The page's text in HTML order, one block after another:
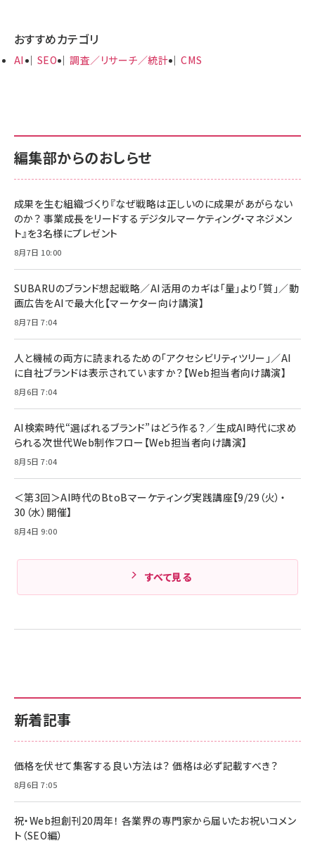
おすすめカテゴリ
AI SEO 調査／リサーチ／統計 CMS
新着記事
価格を伏せて集客する良い方法は？ 価格は必ず記載すべき？
8月6日 7:05
祝・Web担創刊20周年！ 各業界の専門家から届いたお祝いコメン
ト（SEO編）
編集部からのおしらせ
成果を生む組織づくり『なぜ戦略は正しいのに成果があがらない
のか？ 事業成長をリードするデジタルマーケティング・マネジメン
ト』を3名様にプレゼント
8月7日 10:00
SUBARUのブランド想起戦略／AI活用のカギは「量」より「質」／動
画広告をAIで最大化【マーケター向け講演】
8月7日 7:04
人と機械の両方に読まれるための「アクセシビリティツリー」／AI
に自社ブランドは表示されていますか？【Web担当者向け講演】
8月6日 7:04
AI検索時代“選ばれるブランド”はどう作る？／生成AI時代に求め
られる次世代Web制作フロー【Web担当者向け講演】
8月5日 7:04
＜第3回＞AI時代のBtoBマーケティング実践講座【9/29（火）・
30（水）開催】
8月4日 9:00
すべて見る